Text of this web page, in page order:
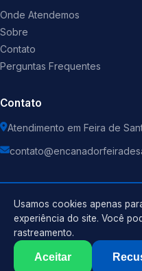
Onde Atendemos
Sobre
Contato
Perguntas Frequentes
Contato
Atendimento em Feira de
2026 Encanador . Todos os
Política de Privacidade
Termos de Uso
Usamos cookies apenas
experiência do site. Você
rastreamento.
Aceitar